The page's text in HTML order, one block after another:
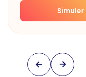
Simuler